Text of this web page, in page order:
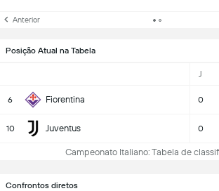
Anterior
Posição Atual na Tabela
J
6 Fiorentina 0
10 Juventus 0
Campeonato Italiano: Tabela de
Confrontos diretos